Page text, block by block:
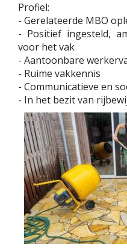
Profiel:
- Gerelateerde MBO
- Positief ingesteld,
voor het vak
- Aantoonbare
- Ruime vakkennis
- Communicatieve en
- In het bezit van